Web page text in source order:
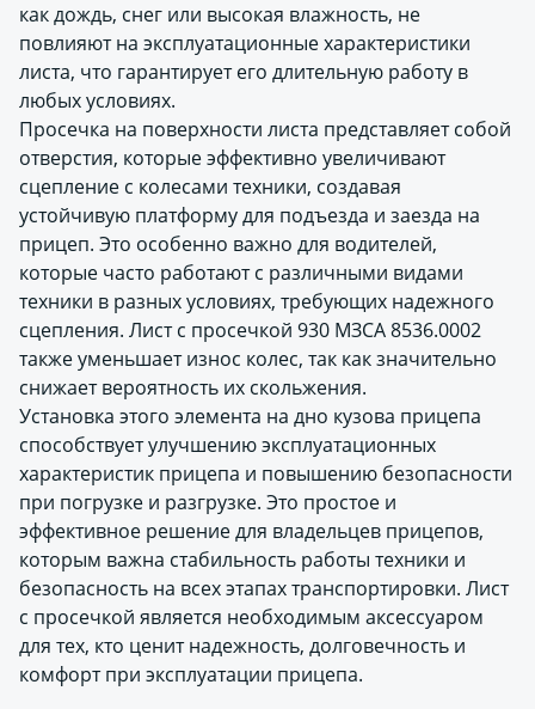
как дождь, снег или высокая влажность, не
повлияют на эксплуатационные характеристики
листа, что гарантирует его длительную работу в
любых условиях.
Просечка на поверхности листа представляет собой
отверстия, которые эффективно увеличивают
сцепление с колесами техники, создавая
устойчивую платформу для подъезда и заезда на
прицеп. Это особенно важно для водителей,
которые часто работают с различными видами
техники в разных условиях, требующих надежного
сцепления. Лист с просечкой 930 МЗСА 8536.0002
также уменьшает износ колес, так как значительно
снижает вероятность их скольжения.
Установка этого элемента на дно кузова прицепа
способствует улучшению эксплуатационных
характеристик прицепа и повышению безопасности
при погрузке и разгрузке. Это простое и
эффективное решение для владельцев прицепов,
которым важна стабильность работы техники и
безопасность на всех этапах транспортировки. Лист
с просечкой является необходимым аксессуаром
для тех, кто ценит надежность, долговечность и
комфорт при эксплуатации прицепа.